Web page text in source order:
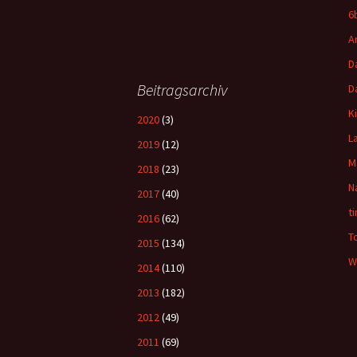
Beitragsarchiv
2020(3)
2019(12)
2018 (23)
2017(40)
2016(62)
2015 (134)
2014(110)
2013 (182)
2012(49)
2011 (69)